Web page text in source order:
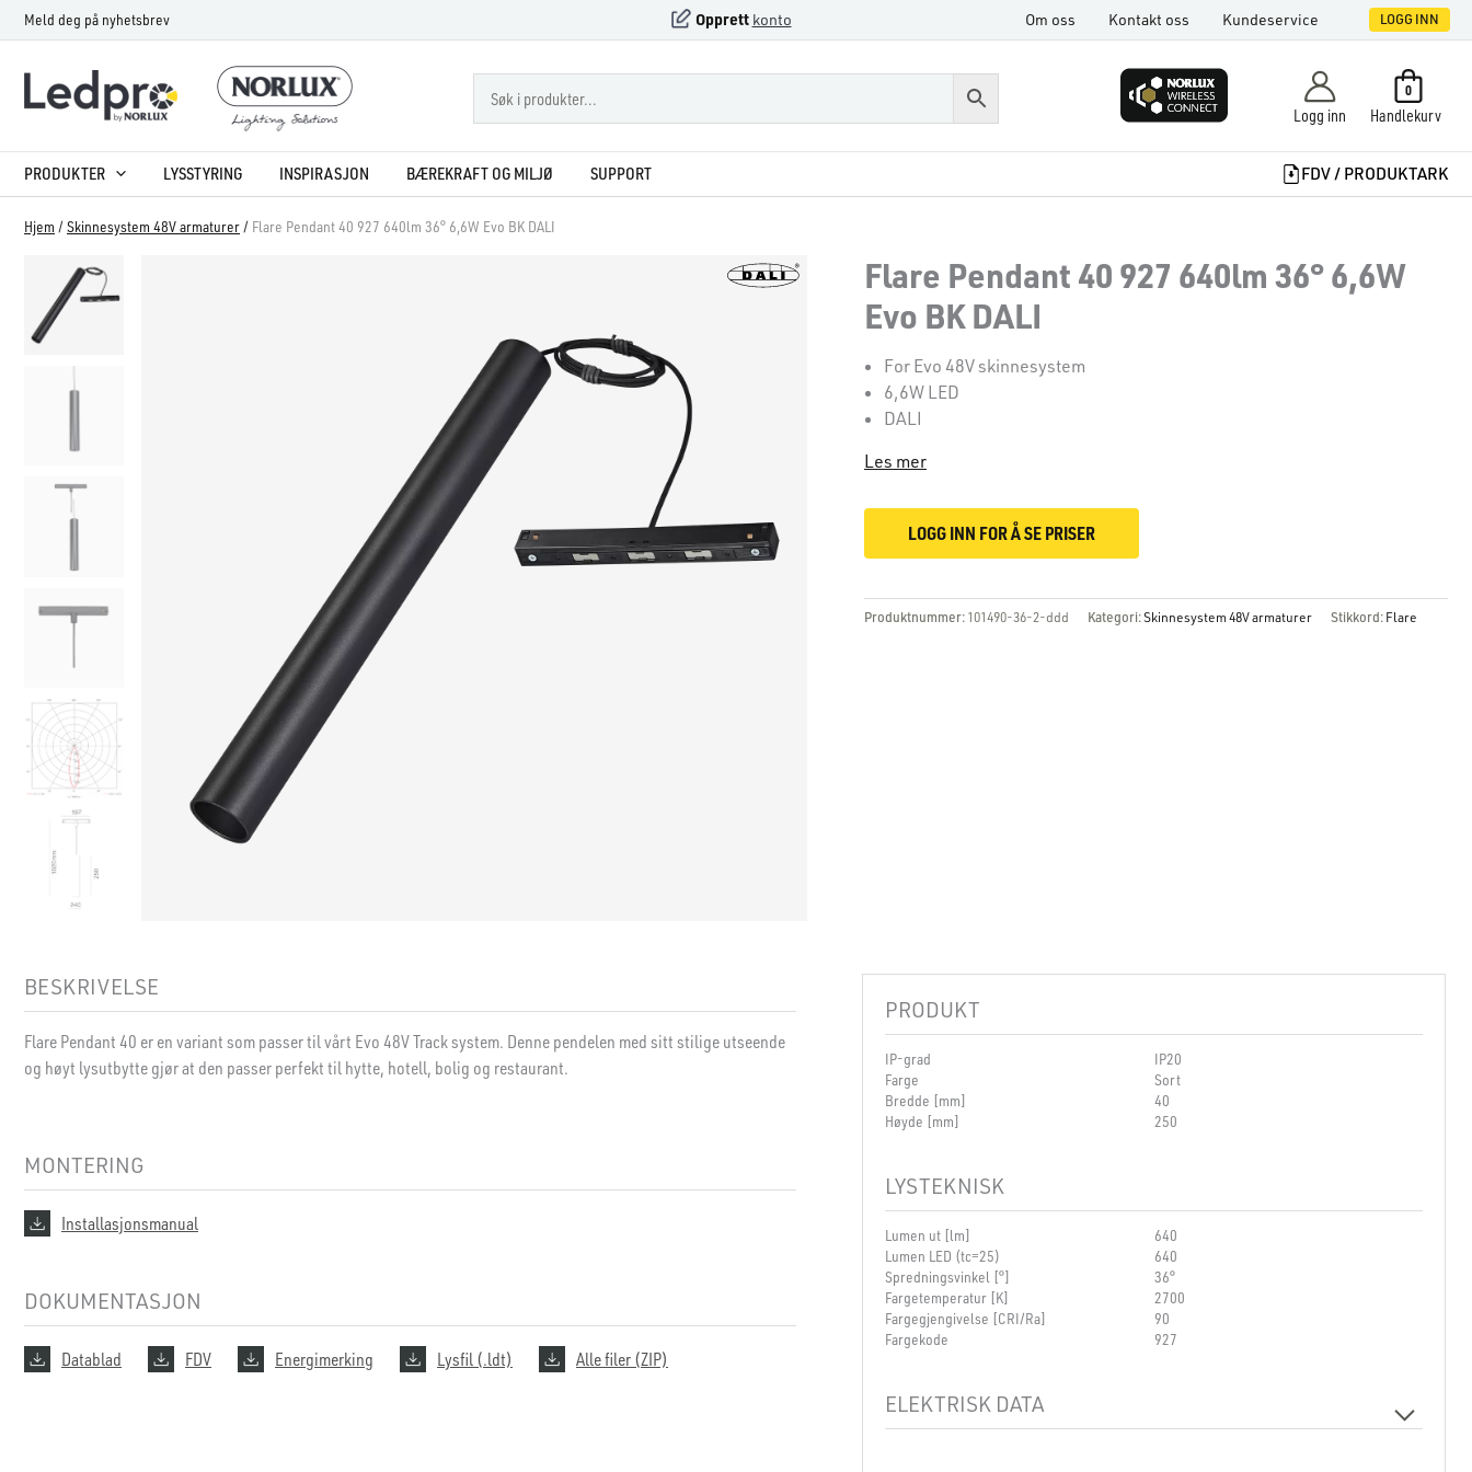
Hopp
rett
innholdet
Meld deg på nyhetsbrev Opprett konto Om oss Kontakt oss Kundeservice LOGG INN
Logg inn Handlekurv
0
PRODUKTER LYSSTYRING INSPIRASJON BÆREKRAFT OG MILJØ SUPPORT FDV / PRODUKTARK
Hjem /Skinnesystem 48V armaturer / Flare Pendant 40 927 640lm 36° 6,6W Evo BK DALI
Flare Pendant 40 927 640lm 36° 6,6W
Evo BK DALI
For Evo 48V skinnesystem
6,6W LED
DALI
Les mer
LOGG INN FOR Å SE PRISER
Produktnummer: 101490-36-2-ddd Kategori:Skinnesystem 48V armaturer Stikkord: Flare
BESKRIVELSE
Flare Pendant 40 er en variant som passer til vårt Evo 48V Track system. Denne pendelen med sitt stilige utseende
og høyt lysutbytte gjør at den passer perfekt til hytte, hotell, bolig og restaurant.
MONTERING
Installasjonsmanual
DOKUMENTASJON
Datablad FDV Energimerking Lysfil (.ldt) Alle filer (ZIP)
PRODUKT
IP-grad
IP20
Farge
Sort
Bredde [mm]
40
Høyde [mm]
250
LYSTEKNISK
Lumen ut [lm]
640
Lumen LED (tc=25)
640
Spredningsvinkel [°]
36°
Fargetemperatur [K]
2700
Fargegjengivelse [CRI/Ra]
90
Fargekode
927
ELEKTRISK DATA